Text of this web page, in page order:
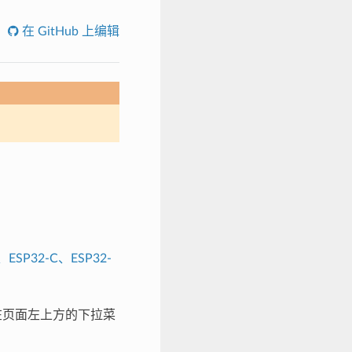
在 GitHub 上编辑
ESP32-C、ESP32-
面左上方的下拉菜